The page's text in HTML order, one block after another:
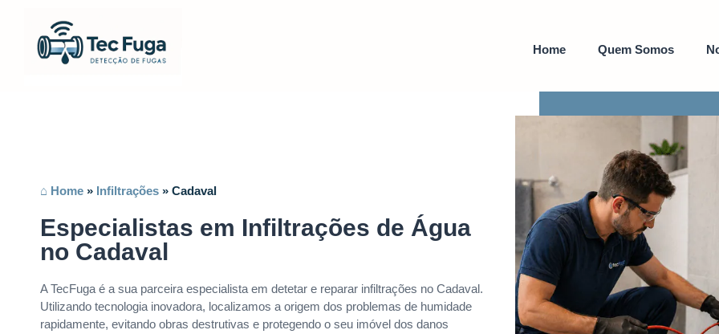
Home Quem Somos
⌂ Home » Infiltrações » Cadaval
Especialistas em Infiltrações de Água
no Cadaval
A TecFuga é a sua parceira especialista em detetar e reparar infiltrações no Cadaval.
Utilizando tecnologia inovadora, localizamos a origem dos problemas de humidade
rapidamente, evitando obras destrutivas e protegendo o seu imóvel dos danos